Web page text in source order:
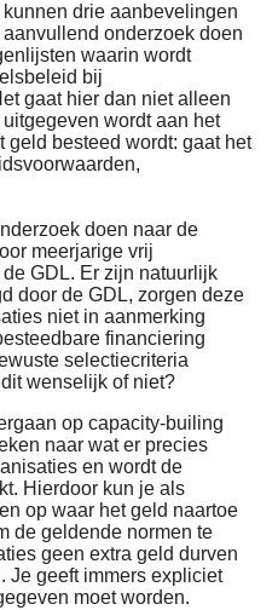
drie aanbevelingen
onderzoek doen
waarin wordt
bij
gaat hier dan niet alleen
wordt aan het
geld besteed wordt: gaat het
doen naar de
meerjarige vrij
GDL. Er zijn natuurlijk
door de GDL, zorgen deze
niet in aanmerking
financiering
selectiecriteria
wenselijk of niet?
op capacity-builing
naar wat er precies
en wordt de
Hierdoor kun je als
op waar het geld naartoe
de geldende normen te
geen extra geld durven
Je geeft immers expliciet
moet worden.